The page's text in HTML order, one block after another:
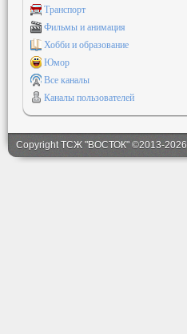
Транспорт
Фильмы и анимация
Хобби и образование
Юмор
Все каналы
Каналы пользователей
Copyright ТСЖ "ВОСТОК" ©2013-2026